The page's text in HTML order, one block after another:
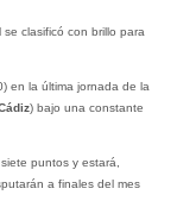
se clasificó con brillo para
en la última jornada de la
) bajo una constante
puntos y estará,
a finales del mes